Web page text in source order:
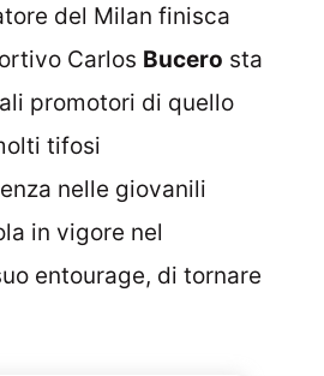
del Milan finisca
Carlos Bucero sta
promotori di quello
tifosi
nelle giovanili
in vigore nel
entourage, di tornare